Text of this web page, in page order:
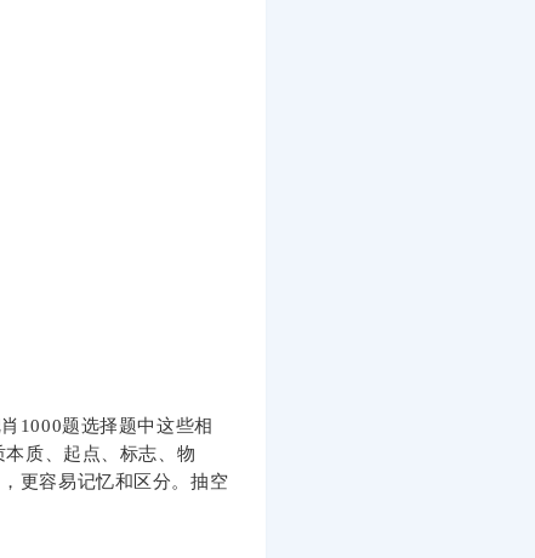
1000题选择题中这些相
质、起点、标志、物
更容易记忆和区分。抽空